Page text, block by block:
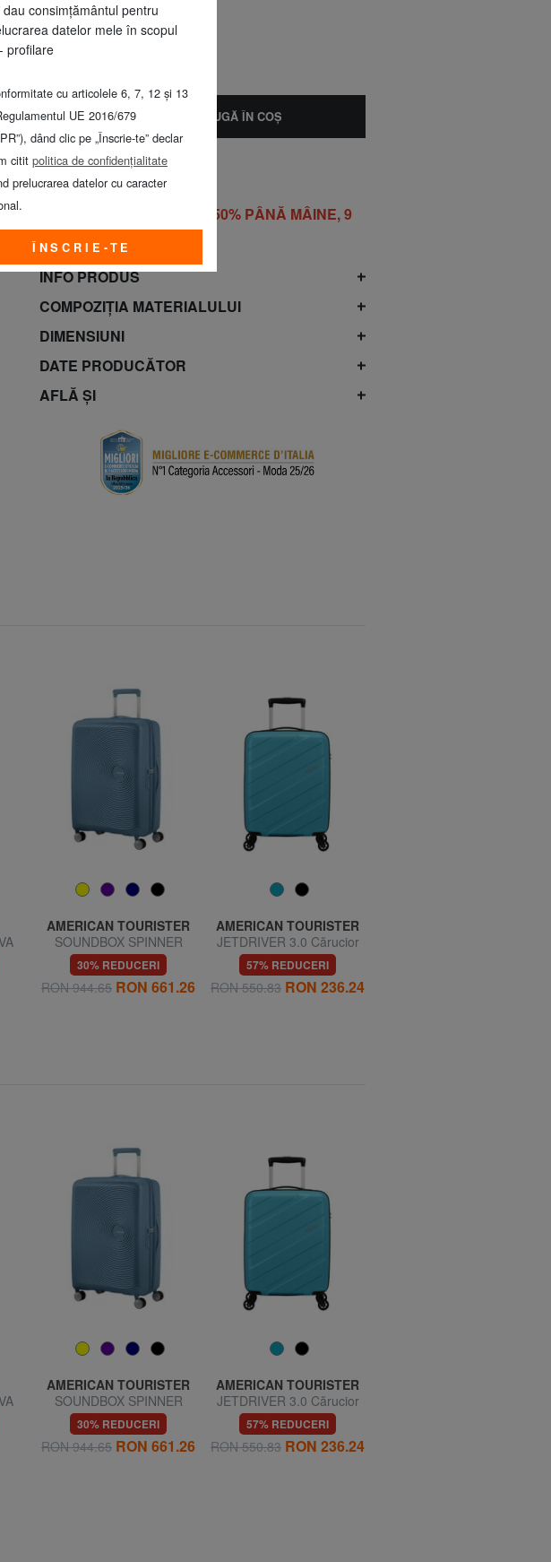
ADAUGĂ ÎN COŞ
GUESS & PIQUADRO la - 50% PÂNĂ MÂINE, 9
AUGUST*
INFO PRODUS
COMPOZIȚIA MATERIALULUI
DIMENSIUNI
DATE PRODUCĂTOR
AFLĂ ȘI
AMERICAN TOURISTER
SOUNDBOX SPINNER
Troller mediu, extensibil
30% REDUCERI
RON 944.65 RON 661.26
AMERICAN TOURISTER
JETDRIVER 3.0 Cărucior
pentru bagaje de mână
57% REDUCERI
RON 550.83 RON 236.24
AMERICAN TOURISTER
SOUNDBOX SPINNER
Troller mediu, extensibil
30% REDUCERI
RON 944.65 RON 661.26
AMERICAN TOURISTER
JETDRIVER 3.0 Cărucior
pentru bagaje de mână
57% REDUCERI
RON 550.83 RON 236.24
dau consimțământul pentru
datelor mele în scopul
profilare
cu articolele 6, 7, 12 și 13
UE 2016/679
dând clic pe „Înscrie-te” declar
citit politica de confidențialitate
prelucrarea datelor cu caracter
ÎNSCRIE-TE